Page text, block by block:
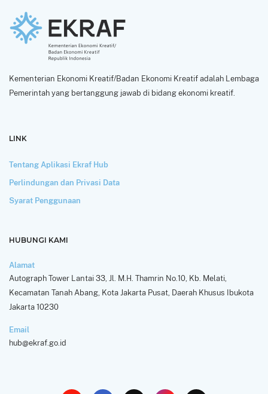
Kementerian Ekonomi Kreatif/Badan Ekonomi Kreatif adalah Lembaga
Pemerintah yang bertanggung jawab di bidang ekonomi kreatif.
LINK
Tentang Aplikasi Ekraf Hub
Perlindungan dan Privasi Data
Syarat Penggunaan
HUBUNGI KAMI
Alamat
Autograph Tower Lantai 33, Jl. M.H. Thamrin No.10, Kb. Melati,
Kecamatan Tanah Abang, Kota Jakarta Pusat, Daerah Khusus Ibukota
Jakarta 10230
Email
hub@ekraf.go.id